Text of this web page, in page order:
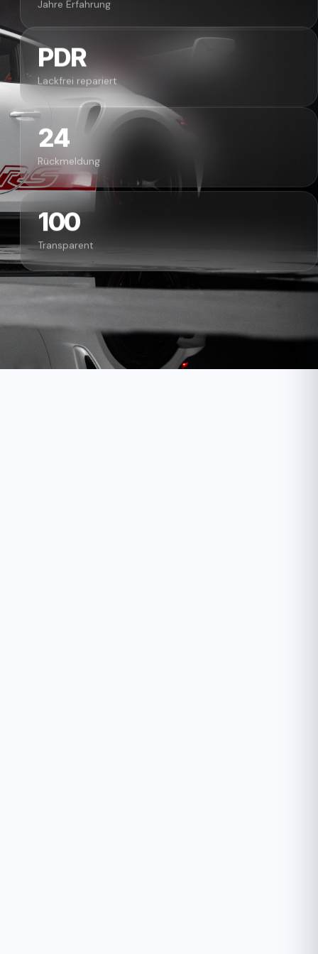
Jahre Erfahrung
PDR
Lackfrei repariert
24
Rückmeldung
100
Transparent